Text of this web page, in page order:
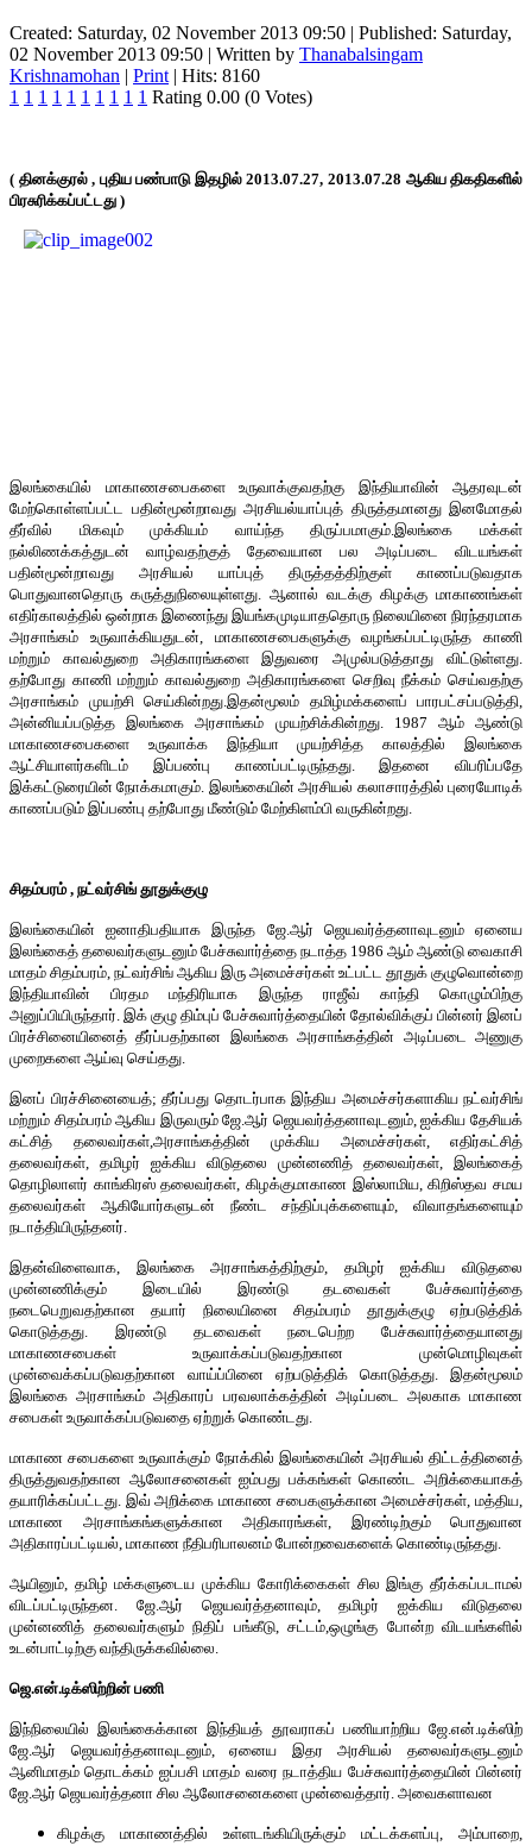
Created: Saturday, 02 November 2013 09:50 | Published: Saturday,
02 November 2013 09:50 | Written by Thanabalsingam
Krishnamohan | Print | Hits: 8160
1 1 1 1 1 1 1 1 1 1 Rating 0.00 (0 Votes)
( தினக்குரல் , புதிய பண்பாடு இதழில் 2013.07.27, 2013.07.28 ஆகிய திகதிகளில்
பிரசுரிக்கப்பட்டது )
இலங்கையில் மாகாணசபைகளை உருவாக்குவதற்கு இந்தியாவின் ஆதரவுடன்
மேற்கொள்ளப்பட்ட பதின்மூன்றாவது அரசியல்யாப்புத் திருத்தமானது இனமோதல்
தீர்வில் மிகவும் முக்கியம் வாய்ந்த திருப்பமாகும்.இலங்கை மக்கள்
நல்லிணக்கத்துடன் வாழ்வதற்குத் தேவையான பல அடிப்படை விடயங்கள்
பதின்மூன்றாவது அரசியல் யாப்புத் திருத்தத்திற்குள் காணப்படுவதாக
பொதுவானதொரு கருத்துநிலையுள்ளது. ஆனால் வடக்கு கிழக்கு மாகாணங்கள்
எதிர்காலத்தில் ஒன்றாக இணைந்து இயங்கமுடியாததொரு நிலையினை நிரந்தரமாக
அரசாங்கம் உருவாக்கியதுடன், மாகாணசபைகளுக்கு வழங்கப்பட்டிருந்த காணி
மற்றும் காவல்துறை அதிகாரங்களை இதுவரை அமுல்படுத்தாது விட்டுள்ளது.
தற்போது காணி மற்றும் காவல்துறை அதிகாரங்களை செறிவு நீக்கம் செய்வதற்கு
அரசாங்கம் முயற்சி செய்கின்றது.இதன்மூலம் தமிழ்மக்களைப் பாரபட்சப்படுத்தி,
அன்னியப்படுத்த இலங்கை அரசாங்கம் முயற்சிக்கின்றது. 1987 ஆம் ஆண்டு
மாகாணசபைகளை உருவாக்க இந்தியா முயற்சித்த காலத்தில் இலங்கை
ஆட்சியாளர்களிடம் இப்பண்பு காணப்பட்டிருந்தது. இதனை விபரிப்பதே
இக்கட்டுரையின் நோக்கமாகும். இலங்கையின் அரசியல் கலாசாரத்தில் புரையோடிக்
காணப்படும் இப்பண்பு தற்போது மீண்டும் மேற்கிளம்பி வருகின்றது.
சிதம்பரம் , நட்வர்சிங் தூதுக்குழு
இலங்கையின் ஐனாதிபதியாக இருந்த ஜே.ஆர் ஜெயவர்த்தனாவுடனும் ஏனைய
இலங்கைத் தலைவர்களுடனும் பேச்சுவார்த்தை நடாத்த 1986 ஆம் ஆண்டு வைகாசி
மாதம் சிதம்பரம், நட்வர்சிங் ஆகிய இரு அமைச்சர்கள் உட்பட்ட தூதுக் குழுவொன்றை
இந்தியாவின் பிரதம மந்திரியாக இருந்த ராஜீவ் காந்தி கொழும்பிற்கு
அனுப்பியிருந்தார். இக் குழு திம்புப் பேச்சுவார்த்தையின் தோல்விக்குப் பின்னர் இனப்
பிரச்சினையினைத் தீர்ப்பதற்கான இலங்கை அரசாங்கத்தின் அடிப்படை அணுகு
முறைகளை ஆய்வு செய்தது.
இனப் பிரச்சினையைத்; தீர்ப்பது தொடர்பாக இந்திய அமைச்சர்களாகிய நட்வர்சிங்
மற்றும் சிதம்பரம் ஆகிய இருவரும் ஜே.ஆர் ஜெயவர்த்தனாவுடனும், ஐக்கிய தேசியக்
கட்சித் தலைவர்கள்,அரசாங்கத்தின் முக்கிய அமைச்சர்கள், எதிர்கட்சித்
தலைவர்கள், தமிழர் ஐக்கிய விடுதலை முன்னணித் தலைவர்கள், இலங்கைத்
தொழிலாளர் காங்கிரஸ் தலைவர்கள், கிழக்குமாகாண இஸ்லாமிய, கிறிஸ்தவ சமய
தலைவர்கள் ஆகியோர்களுடன் நீண்ட சந்திப்புக்களையும், விவாதங்களையும்
நடாத்தியிருந்தனர்.
இதன்விளைவாக, இலங்கை அரசாங்கத்திற்கும், தமிழர் ஐக்கிய விடுதலை
முன்னணிக்கும் இடையில் இரண்டு தடவைகள் பேச்சுவார்த்தை
நடைபெறுவதற்கான தயார் நிலையினை சிதம்பரம் தூதுக்குழு ஏற்படுத்திக்
கொடுத்தது. இரண்டு தடவைகள் நடைபெற்ற பேச்சுவார்த்தையானது
மாகாணசபைகள் உருவாக்கப்படுவதற்கான முன்மொழிவுகள்
முன்வைக்கப்படுவதற்கான வாய்ப்பினை ஏற்படுத்திக் கொடுத்தது. இதன்மூலம்
இலங்கை அரசாங்கம் அதிகாரப் பரவலாக்கத்தின் அடிப்படை அலகாக மாகாண
சபைகள் உருவாக்கப்படுவதை ஏற்றுக் கொண்டது.
மாகாண சபைகளை உருவாக்கும் நோக்கில் இலங்கையின் அரசியல் திட்டத்தினைத்
திருத்துவதற்கான ஆலோசனைகள் ஐம்பது பக்கங்கள் கொண்ட அறிக்கையாகத்
தயாரிக்கப்பட்டது. இவ் அறிக்கை மாகாண சபைகளுக்கான அமைச்சர்கள், மத்திய,
மாகாண அரசாங்கங்களுக்கான அதிகாரங்கள், இரண்டிற்கும் பொதுவான
அதிகாரப்பட்டியல், மாகாண நீதிபரிபாலனம் போன்றவைகளைக் கொண்டிருந்தது.
ஆயினும், தமிழ் மக்களுடைய முக்கிய கோரிக்கைகள் சில இங்கு தீர்க்கப்படாமல்
விடப்பட்டிருந்தன. ஜே.ஆர் ஜெயவர்த்தனாவும், தமிழர் ஐக்கிய விடுதலை
முன்னணித் தலைவர்களும் நிதிப் பங்கீடு, சட்டம்,ஒழுங்கு போன்ற விடயங்களில்
உடன்பாட்டிற்கு வந்திருக்கவில்லை.
ஜெ.என்.டிக்ஸிற்றின் பணி
இந்நிலையில் இலங்கைக்கான இந்தியத் தூவராகப் பணியாற்றிய ஜே.என்.டிக்ஸிற்
ஜே.ஆர் ஜெயவர்த்தனாவுடனும், ஏனைய இதர அரசியல் தலைவர்களுடனும்
ஆனிமாதம் தொடக்கம் ஐப்பசி மாதம் வரை நடாத்திய பேச்சுவார்த்தையின் பின்னர்
ஜே.ஆர் ஜெயவர்த்தனா சில ஆலோசனைகளை முன்வைத்தார். அவைகளாவன
கிழக்கு மாகாணத்தில் உள்ளடங்கியிருக்கும் மட்டக்களப்பு, அம்பாறை,